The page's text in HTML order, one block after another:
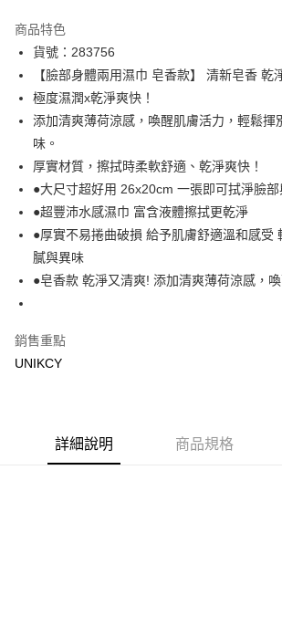
LINE Pay
Apple Pay
街口支付
悠遊付
Google Pay
運送方式
7-11取貨付款［需3-5個工作天不含預購商品］
每筆NT$70，滿NT$499(含以上)免運費
每筆NT$70，滿NT$499(含以上)免運費
商品特色
貨號：283756
【臉部身體兩用濕巾 皂香款】 清新皂香 乾
極度濕潤x乾淨爽快！
添加清爽薄荷涼感，喚醒肌膚活力，輕鬆揮
味。
厚實材質，擦拭時柔軟舒適、乾淨爽快！
●大尺寸超好用 26x20cm 一張即可拭淨臉
●超豐沛水感濕巾 富含液體擦拭更乾淨
●厚實不易捲曲破損 給予肌膚舒適溫和感受
膩與異味
●皂香款 乾淨又清爽! 添加清爽薄荷涼感，
銷售重點
UNIKCY
詳細說明 商品規格